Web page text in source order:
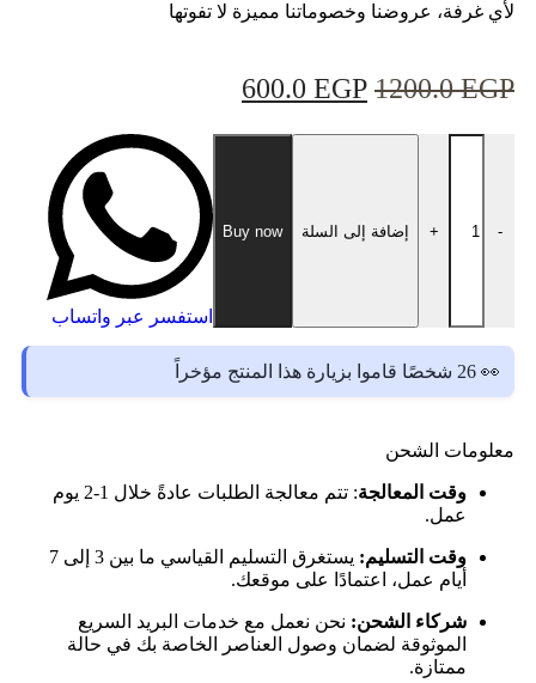
لأي غرفة، عروضنا وخصوماتنا مميزة لا تفوتها
1200.0EGP
600.0 EGP
-
+ إضافة إلى السلة Buy now
استفسر عبر واتساب
👀 26 شخصًا قاموا بزيارة هذا المنتج مؤخراً
معلومات الشحن
وقت المعالجة
: تتم معالجة الطلبات عادةً خلال 1-2 يوم
عمل.
وقت التسليم:
يستغرق التسليم القياسي ما بين 3 إلى 7
أيام عمل، اعتمادًا على موقعك.
شركاء الشحن: نحن نعمل مع خدمات البريد السريع
الموثوقة لضمان وصول العناصر الخاصة بك في حالة
ممتازة.